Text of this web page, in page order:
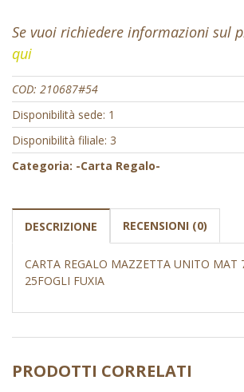
Se vuoi richiedere informazioni sul
qui
COD: 210687#54
Disponibilità sede: 1
Disponibilità filiale: 3
Categoria: -Carta Regalo-
DESCRIZIONE RECENSIONI (0)
CARTA REGALO MAZZETTA UNITO MAT
25FOGLI FUXIA
PRODOTTI CORRELATI